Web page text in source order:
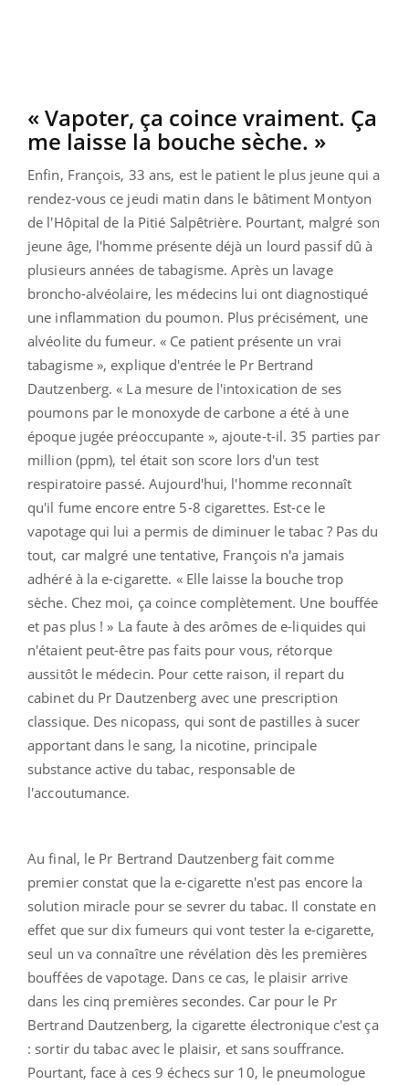
« Vapoter, ça coince vraiment. Ça
me laisse la bouche sèche. »
Enfin, François, 33 ans, est le patient le plus jeune qui a
rendez-vous ce jeudi matin dans le bâtiment Montyon
de l'Hôpital de la Pitié Salpêtrière. Pourtant, malgré son
jeune âge, l'homme présente déjà un lourd passif dû à
plusieurs années de tabagisme. Après un lavage
broncho-alvéolaire, les médecins lui ont diagnostiqué
une inflammation du poumon. Plus précisément, une
alvéolite du fumeur. « Ce patient présente un vrai
tabagisme », explique d'entrée le Pr Bertrand
Dautzenberg. « La mesure de l'intoxication de ses
poumons par le monoxyde de carbone a été à une
époque jugée préoccupante », ajoute-t-il. 35 parties par
million (ppm), tel était son score lors d'un test
respiratoire passé. Aujourd'hui, l'homme reconnaît
qu'il fume encore entre 5-8 cigarettes. Est-ce le
vapotage qui lui a permis de diminuer le tabac ? Pas du
tout, car malgré une tentative, François n'a jamais
adhéré à la e-cigarette. « Elle laisse la bouche trop
sèche. Chez moi, ça coince complètement. Une bouffée
et pas plus ! » La faute à des arômes de e-liquides qui
n'étaient peut-être pas faits pour vous, rétorque
aussitôt le médecin. Pour cette raison, il repart du
cabinet du Pr Dautzenberg avec une prescription
classique. Des nicopass, qui sont de pastilles à sucer
apportant dans le sang, la nicotine, principale
substance active du tabac, responsable de
l'accoutumance.
Au final, le Pr Bertrand Dautzenberg fait comme
premier constat que la e-cigarette n'est pas encore la
solution miracle pour se sevrer du tabac. Il constate en
effet que sur dix fumeurs qui vont tester la e-cigarette,
seul un va connaître une révélation dès les premières
bouffées de vapotage. Dans ce cas, le plaisir arrive
dans les cinq premières secondes. Car pour le Pr
Bertrand Dautzenberg, la cigarette électronique c'est ça
: sortir du tabac avec le plaisir, et sans souffrance.
Pourtant, face à ces 9 échecs sur 10, le pneumologue